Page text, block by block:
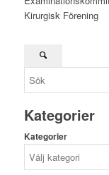
Kirurgisk Förening
Kategorier
Kategorier